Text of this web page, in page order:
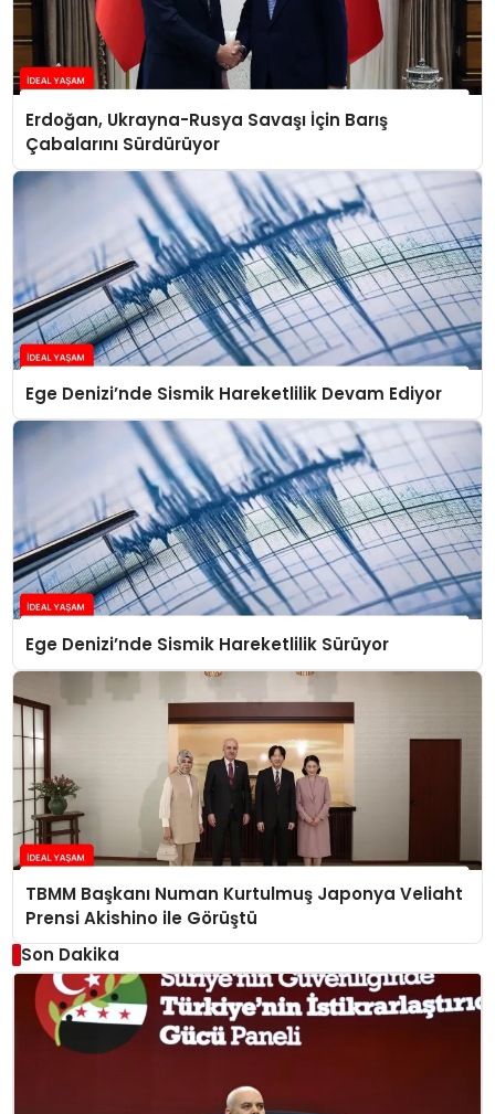
Erdoğan, Ukrayna-Rusya Savaşı İçin Barış
Çabalarını Sürdürüyor
Ege Denizi’nde Sismik Hareketlilik Devam Ediyor
Ege Denizi’nde Sismik Hareketlilik Sürüyor
TBMM Başkanı Numan Kurtulmuş Japonya Veliaht
Prensi Akishino ile Görüştü
Son Dakika